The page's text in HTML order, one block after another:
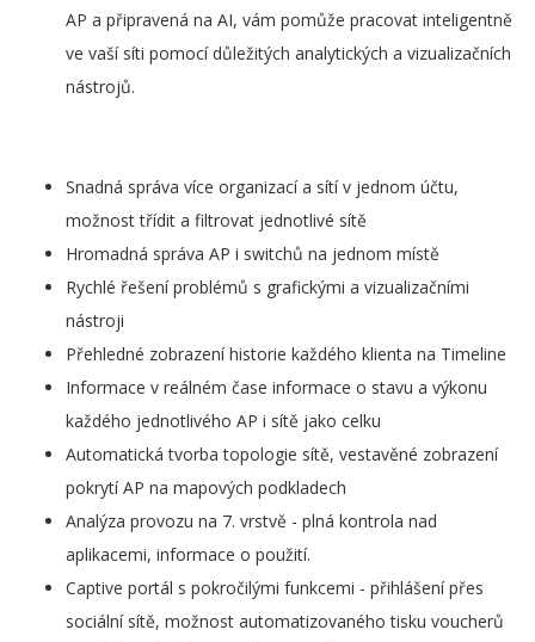
AP a připravená na AI, vám pomůže pracovat inteligentně
ve vaší síti pomocí důležitých analytických a vizualizačních
nástrojů.
Snadná správa více organizací a sítí v jednom účtu,
možnost třídit a filtrovat jednotlivé sítě
Hromadná správa AP i switchů na jednom místě
Rychlé řešení problémů s grafickými a vizualizačními
nástroji
Přehledné zobrazení historie každého klienta na Timeline
Informace v reálném čase informace o stavu a výkonu
každého jednotlivého AP i sítě jako celku
Automatická tvorba topologie sítě, vestavěné zobrazení
pokrytí AP na mapových podkladech
Analýza provozu na 7. vrstvě - plná kontrola nad
aplikacemi, informace o použití.
Captive portál s pokročilými funkcemi - přihlášení přes
sociální sítě, možnost automatizovaného tisku voucherů